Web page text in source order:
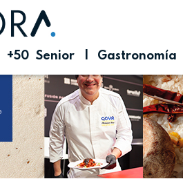
+50 Senior | Gastronomía